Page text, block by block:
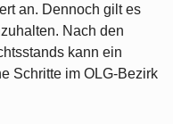
an. Dennoch gilt es
Nach den
kann ein
Schritte im OLG-Bezirk